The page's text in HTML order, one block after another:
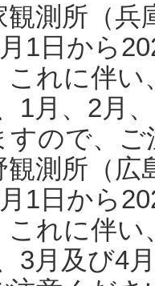
測所（
1日から
れに伴い
1月、2月
すので、
測所（
1日から
れに伴い
3月及び4